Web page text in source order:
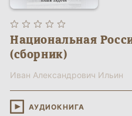
Национальная
(сборник)
Иван Александрович Ильин
АУДИОКНИГА